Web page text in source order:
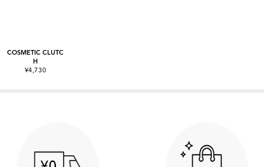
COSMETIC CLUTC
H
¥4,730